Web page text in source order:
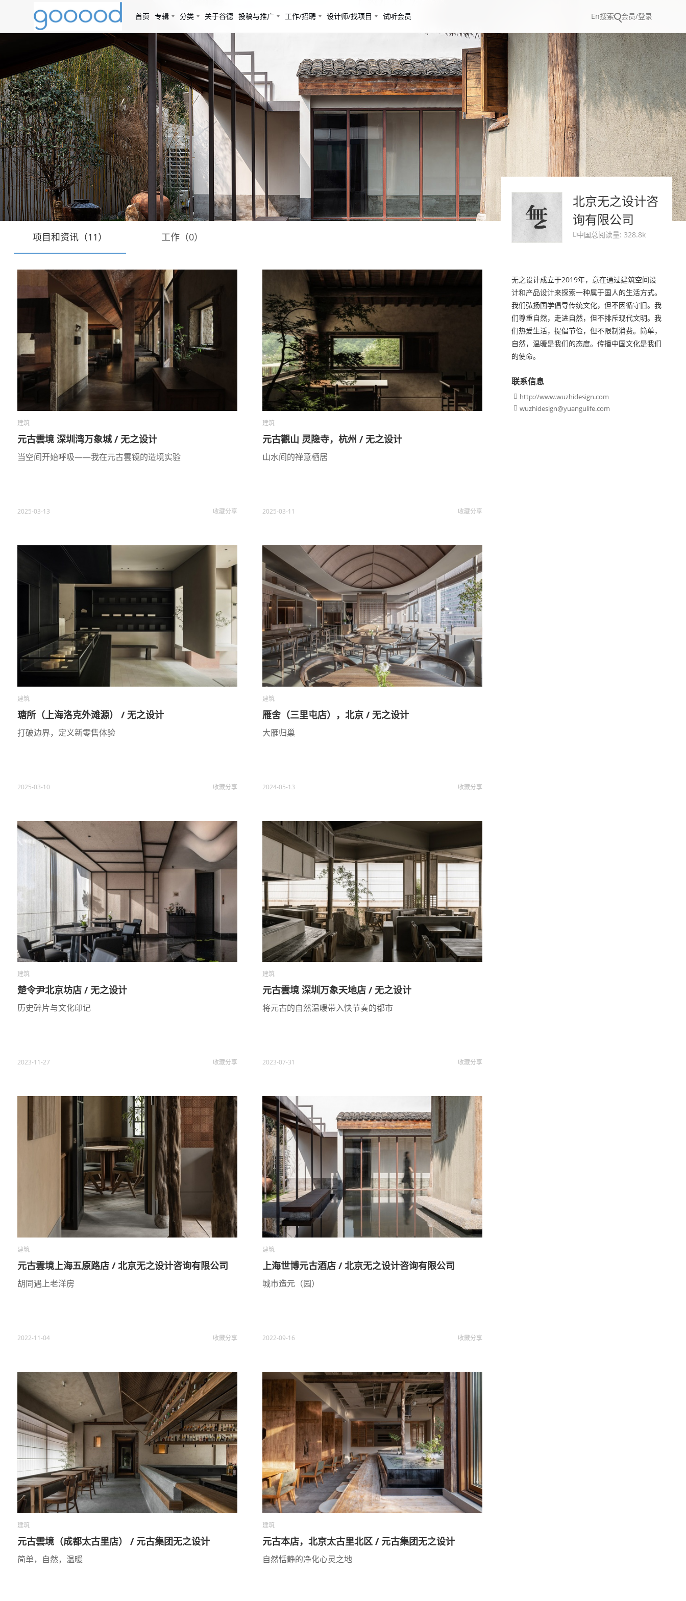
首页 专辑 分类 关于谷德 投稿与推广 工作/招聘 设计师/找项目 试听会员 En搜索 会员/登录
项目和资讯（11） 工作（0）
建筑
元古雲境 深圳湾万象城 / 无之设计
当空间开始呼吸——我在元古雲镜的造境实验
2025-03-13 收藏分享
建筑
元古觀山 灵隐寺，杭州 / 无之设计
山水间的禅意栖居
2025-03-11 收藏分享
建筑
瑭所（上海洛克外滩源） / 无之设计
打破边界，定义新零售体验
2025-03-10 收藏分享
建筑
雁舍（三里屯店），北京 / 无之设计
大雁归巢
2024-05-13 收藏分享
建筑
楚令尹北京坊店 / 无之设计
历史碎片与文化印记
2023-11-27 收藏分享
建筑
元古雲境 深圳万象天地店 / 无之设计
将元古的自然温暖带入快节奏的都市
2023-07-31 收藏分享
建筑
元古雲境上海五原路店 / 北京无之设计咨询有限公司
胡同遇上老洋房
2022-11-04 收藏分享
建筑
上海世博元古酒店 / 北京无之设计咨询有限公司
城市造元（园）
2022-09-16 收藏分享
建筑
元古雲境（成都太古里店） / 元古集团无之设计
简单，自然，温暖
建筑
元古本店，北京太古里北区 / 元古集团无之设计
自然恬静的净化心灵之地
北京无之设计咨
询有限公司
 中国总阅读量: 328.8k
无之设计成立于2019年，意在通过建筑空间设
计和产品设计来探索一种属于国人的生活方式。
我们弘扬国学倡导传统文化，但不因循守旧。我
们尊重自然，走进自然，但不排斥现代文明。我
们热爱生活，提倡节俭，但不限制消费。简单，
自然，温暖是我们的态度。传播中国文化是我们
的使命。
联系信息
 http://www.wuzhidesign.com
 wuzhidesign@yuangulife.com